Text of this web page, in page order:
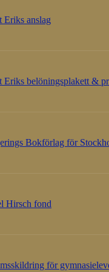
Eriks anslag
Eriks belöningsplakett &
Bokförlag för
Hirsch fond
för
bekräfta